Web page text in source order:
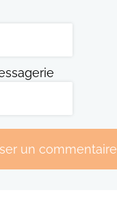
un commentaire